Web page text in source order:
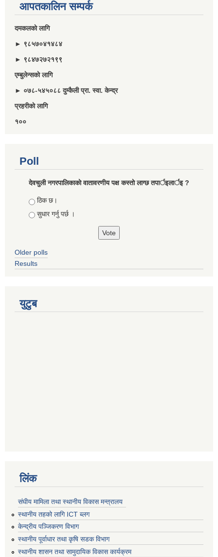
आपतकालिन सम्पर्क
दमकलकाे लागि
► ९८५७०४१४८४
► ९८४७२७२१९९
एम्बुलेन्सकाे लागि
► ०७८-५४५०८८ दुम्कैली प्रा. स्वा. केन्द्र
प्रहरीकाे लागि
१००
Poll
देवचुली नगरपालिकाकाे वातावरणीय पक्ष कस्ताे लाग्छ तपार्इलार्इ ?
Choices
ठिक छ।
सुधार गर्नु पर्छ ।
Older polls
Results
युटुब
लिंक
संघीय मामिला तथा स्थानीय विकास मन्त्रालय
स्थानीय तहको लागि ICT ब्लग
केन्द्रीय पञ्जिकरण विभाग
स्थानीय पूर्वाधार तथा कृषि सडक विभाग
स्थानीय शासन तथा सामुदायिक विकास कार्यक्रम